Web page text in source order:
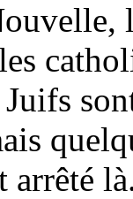
,
arrêté